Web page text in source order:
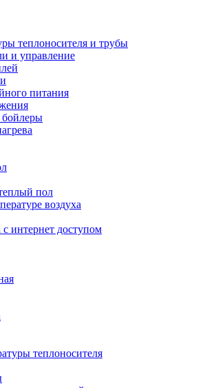
теплоносителя и трубы
и управление
питания
бойлеры
пол
воздуха
интернет доступом
теплоносителя